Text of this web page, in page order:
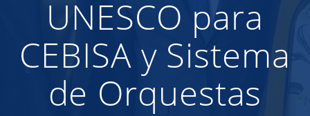
UNESCO para
CEBISA y Sistema
de Orquestas